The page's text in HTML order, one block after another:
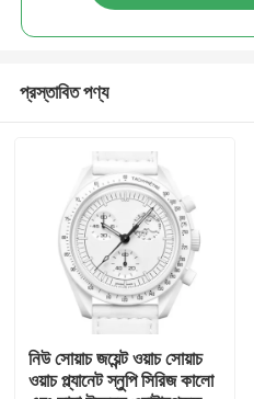
প্রস্তাবিত পণ্য
নিউ সোয়াচ জয়েন্ট ওয়াচ সোয়াচ
ওয়াচ প্ল্যানেট স্নুপি সিরিজ কালো